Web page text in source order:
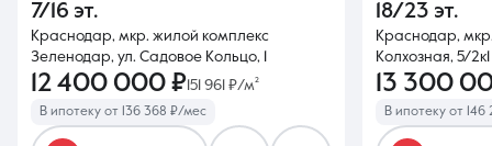
7/16 эт.
Краснодар, мкр. жилой комплекс
Зеленодар, ул. Садовое Кольцо, 1
12 400 000 ₽ 151 961 ₽/м²
В ипотеку от 136 368 ₽/мес
18/23 эт.
Краснодар,
Колхозная, 5/2к1
13 300
В ипотеку от